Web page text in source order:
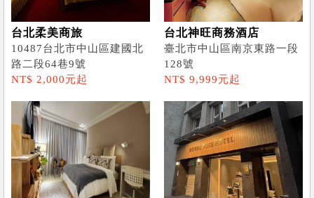
台北柔美商旅
10487台北市中山區建國北
路二段64巷9號
NT$ 2,000元起
台北神旺商務酒店
臺北市中山區南京東路一段
128號
NT$ 9,999元起